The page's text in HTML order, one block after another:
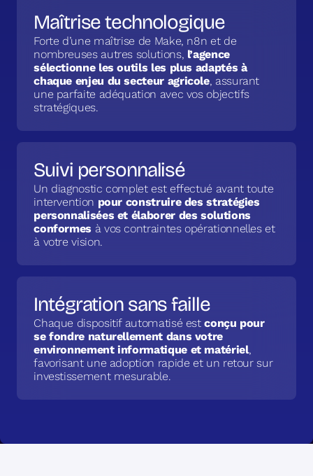
Maîtrise technologique
Forte d’une maîtrise de Make, n8n et de
nombreuses autres solutions, l’agence
sélectionne les outils les plus adaptés à
chaque enjeu du secteur agricole, assurant
une parfaite adéquation avec vos objectifs
stratégiques.
Suivi personnalisé
Un diagnostic complet est effectué avant toute
intervention pour construire des stratégies
personnalisées et élaborer des solutions
conformes à vos contraintes opérationnelles et
à votre vision.
Intégration sans faille
Chaque dispositif automatisé estconçu pour
se fondre naturellement dans votre
environnement informatique et matériel,
favorisant une adoption rapide et un retour sur
investissement mesurable.